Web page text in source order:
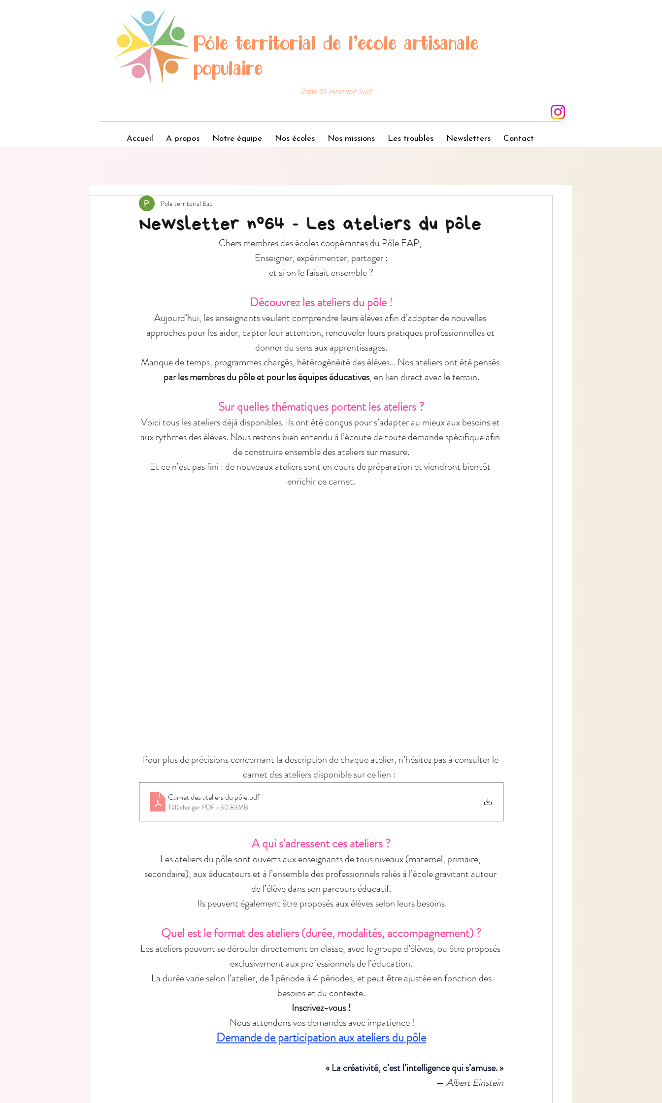
Pôle territorial de l'école artisanale
populaire
Zone 10 Hainaut-Sud
Accueil A propos Notre équipe Nos écoles Nos missions Les troubles Newsletters Contact
Newsletter n°64 - Les ateliers du pôle
Pole territorial Eap
Chers membres des écoles coopérantes du Pôle EAP,
Enseigner, expérimenter, partager :
et si on le faisait ensemble ?
Découvrez les ateliers du pôle !
Aujourd’hui, les enseignants veulent comprendre leurs élèves afin d’adopter de nouvelles
approches pour les aider, capter leur attention, renouveler leurs pratiques professionnelles et
donner du sens aux apprentissages.
Manque de temps, programmes chargés, hétérogénéité des élèves… Nos ateliers ont été pensés
par les membres du pôle et pour les équipes éducatives, en lien direct avec le terrain.
Sur quelles thématiques portent les ateliers ?
Voici tous les ateliers déjà disponibles. Ils ont été conçus pour s’adapter au mieux aux besoins et
aux rythmes des élèves. Nous restons bien entendu à l’écoute de toute demande spécifique afin
de construire ensemble des ateliers sur mesure.
Et ce n’est pas fini : de nouveaux ateliers sont en cours de préparation et viendront bientôt
enrichir ce carnet.
Pour plus de précisions concernant la description de chaque atelier, n’hésitez pas à consulter le
carnet des ateliers disponible sur ce lien :
Carnet des ateliers du pôle.pdf
Télécharger PDF • 30.83MB
A qui s'adressent ces ateliers ?
Les ateliers du pôle sont ouverts aux enseignants de tous niveaux (maternel, primaire,
secondaire), aux éducateurs et à l’ensemble des professionnels reliés à l’école gravitant autour
de l’élève dans son parcours éducatif.
Ils peuvent également être proposés aux élèves selon leurs besoins.
Quel est le format des ateliers (durée, modalités, accompagnement) ?
Les ateliers peuvent se dérouler directement en classe, avec le groupe d’élèves, ou être proposés
exclusivement aux professionnels de l’éducation.
La durée varie selon l’atelier, de 1 période à 4 périodes, et peut être ajustée en fonction des
besoins et du contexte.
Inscrivez-vous !
Nous attendons vos demandes avec impatience !
Demande de participation aux ateliers du pôle
« La créativité, c’est l’intelligence qui s’amuse. »
— Albert Einstein